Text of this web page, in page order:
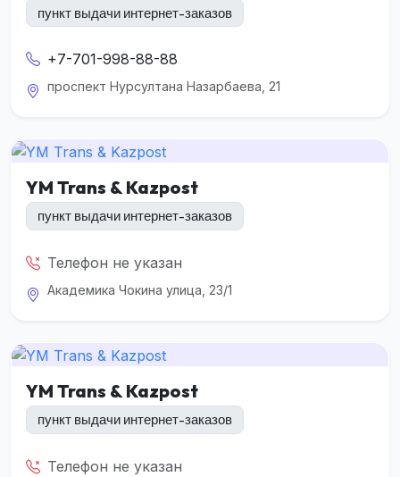
пункт выдачи интернет-заказов
+7-701-998-88-88
проспект Нурсултана Назарбаева, 21
YM Trans & Kazpost
пункт выдачи интернет-заказов
Телефон не указан
Академика Чокина улица, 23/1
YM Trans & Kazpost
пункт выдачи интернет-заказов
Телефон не указан